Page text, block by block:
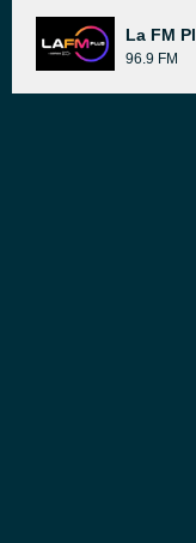
La FM
96.9 FM